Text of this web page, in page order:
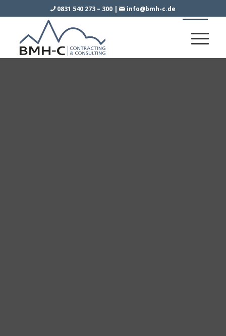
0831 540 273 – 300| info@bmh-c.de